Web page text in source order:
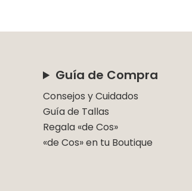
Guía de Compra
Consejos y Cuidados
Guía de Tallas
Regala «de Cos»
«de Cos» en tu Boutique